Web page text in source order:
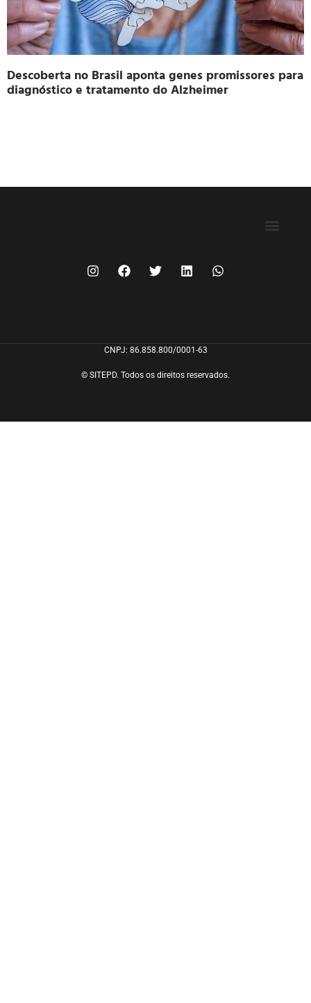
Descoberta no Brasil aponta genes promissores para
diagnóstico e tratamento do Alzheimer
CNPJ: 86.858.800/0001-63
© SITEPD. Todos os direitos reservados.